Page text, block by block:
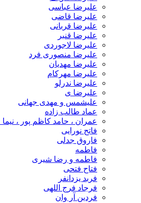
علیرضا عباسی
علیرضا قاضی
علیرضا قربانی
علیرضا قنبر
علیرضا لاجوردی
علیرضا منصوری فرد
علیرضا مهدیان
علیرضا مهرکام
علیرضا ندرلو
علیرضا ی
علیشمس و مهدی جهانی
عماد طالب زاده
عمران ، حامد کاظم پور ، نیما حنجر
فاتح نورایی
فاروق جدلی
فاطمه
فاطمه و رضا شیری
فتاح فتحی
فربد یزدانفر
فرجاد فرج اللهی
فردین آر وان